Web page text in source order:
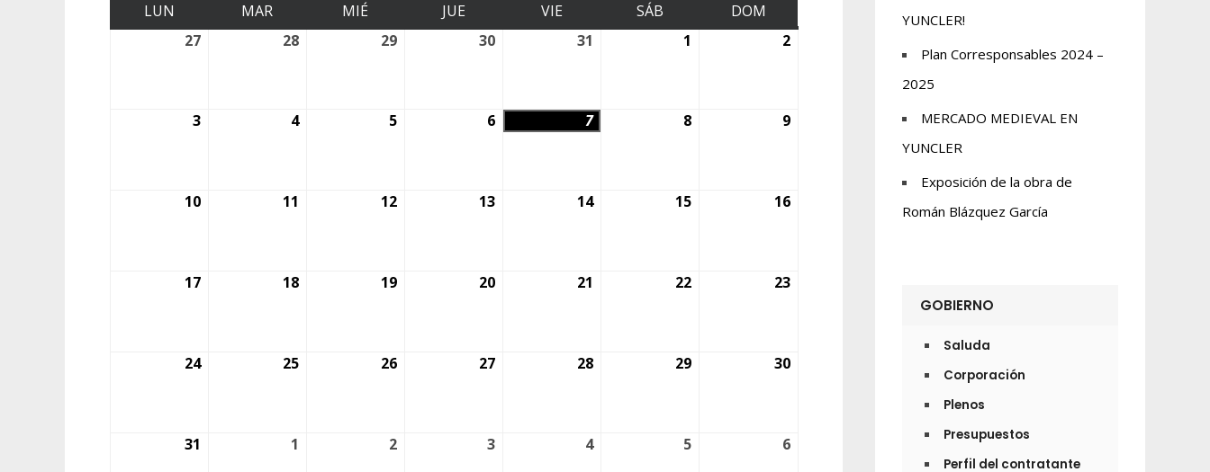
LUN MAR MIÉ JUE VIE SÁB
DOM
27
28 29 30 31 1 2
3 4 5 6 7 8 9
10 11 12 13 14 15 16
17 18 19 20 21 22 23
24 25 26 27 28 29 30
31 1 2 3 4 5 6
YUNCLER!
Plan Corresponsables 2024 –
2025
MERCADO MEDIEVAL EN
YUNCLER
Exposición de la obra de
Román Blázquez García
GOBIERNO
Saluda
Corporación
Plenos
Presupuestos
Perfil del contratante